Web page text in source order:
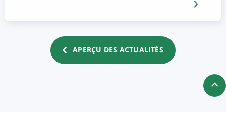
APERÇU DES ACTUALITÉS